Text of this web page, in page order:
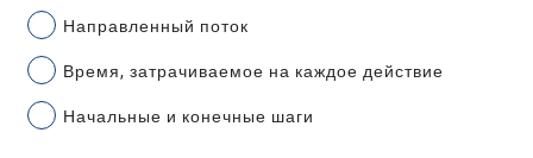
Направленный поток
Время, затрачиваемое на каждое действие
Начальные и конечные шаги